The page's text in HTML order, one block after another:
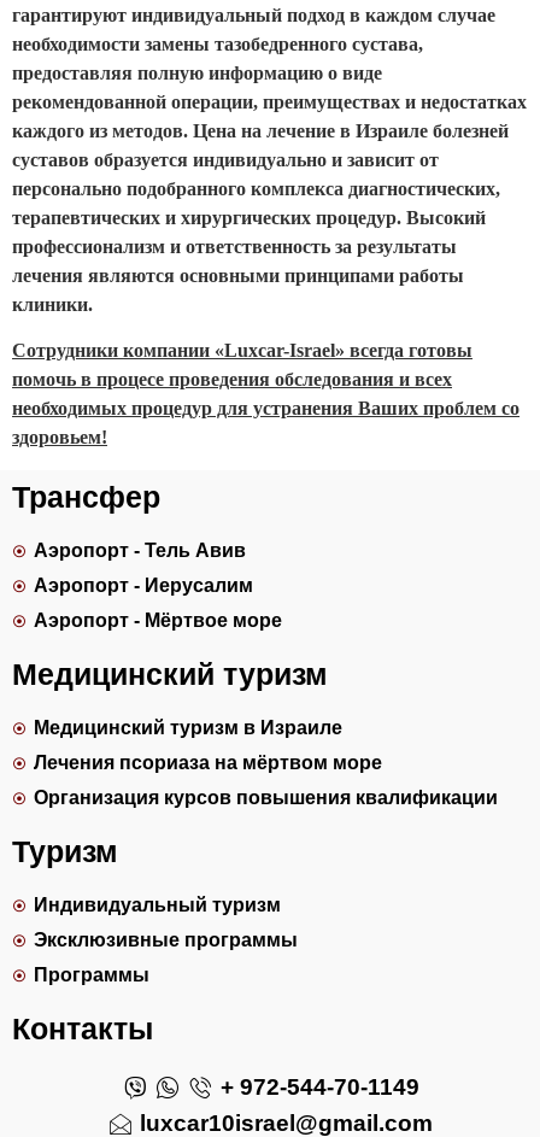
гарантируют индивидуальный подход в каждом случае
необходимости замены тазобедренного сустава,
предоставляя полную информацию о виде
рекомендованной операции, преимуществах и недостатках
каждого из методов. Цена на лечение в Израиле болезней
суставов образуется индивидуально и зависит от
персонально подобранного комплекса диагностических,
терапевтических и хирургических процедур. Высокий
профессионализм и ответственность за результаты
лечения являются основными принципами работы
клиники.
Сотрудники компании «Luxcar-Israel» всегда готовы
помочь в процесе проведения обследования и всех
необходимых процедур для устранения Ваших проблем со
здоровьем!
Трансфер
Аэропорт - Тель Авив
Аэропорт - Иерусалим
Аэропорт - Мёртвое море
Медицинский туризм
Медицинский туризм в Израиле
Лечения псориаза на мёртвом море
Организация курсов повышения квалификации
Туризм
Индивидуальный туризм
Эксклюзивные программы
Программы
Контакты
+ 972-544-70-1149
luxcar10israel@gmail.com